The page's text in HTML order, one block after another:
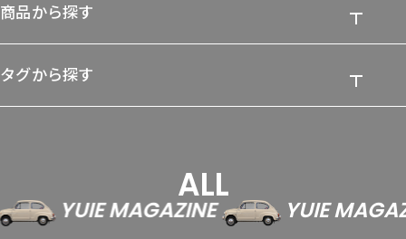
商品から探す
タグから探す
ALL
YUIE MAGAZINE YUIE